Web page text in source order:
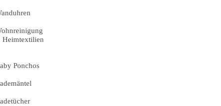
Heimtextilien
Ponchos